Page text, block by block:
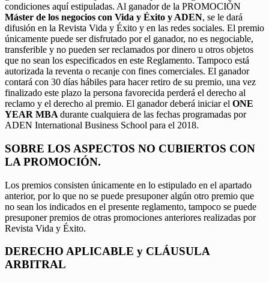
condiciones aquí estipuladas. Al ganador de la PROMOCIÓN
Máster de los negocios con Vida y Éxito y ADEN, se le dará
difusión en la Revista Vida y Éxito y en las redes sociales. El premio
únicamente puede ser disfrutado por el ganador, no es negociable,
transferible y no pueden ser reclamados por dinero u otros objetos
que no sean los especificados en este Reglamento. Tampoco está
autorizada la reventa o recanje con fines comerciales. El ganador
contará con 30 días hábiles para hacer retiro de su premio, una vez
finalizado este plazo la persona favorecida perderá el derecho al
reclamo y el derecho al premio. El ganador deberá iniciar el ONE
YEAR MBA durante cualquiera de las fechas programadas por
ADEN International Business School para el 2018.
SOBRE LOS ASPECTOS NO CUBIERTOS CON
LA PROMOCIÓN.
Los premios consisten únicamente en lo estipulado en el apartado
anterior, por lo que no se puede presuponer algún otro premio que
no sean los indicados en el presente reglamento, tampoco se puede
presuponer premios de otras promociones anteriores realizadas por
Revista Vida y Éxito.
DERECHO APLICABLE y CLÁUSULA
ARBITRAL